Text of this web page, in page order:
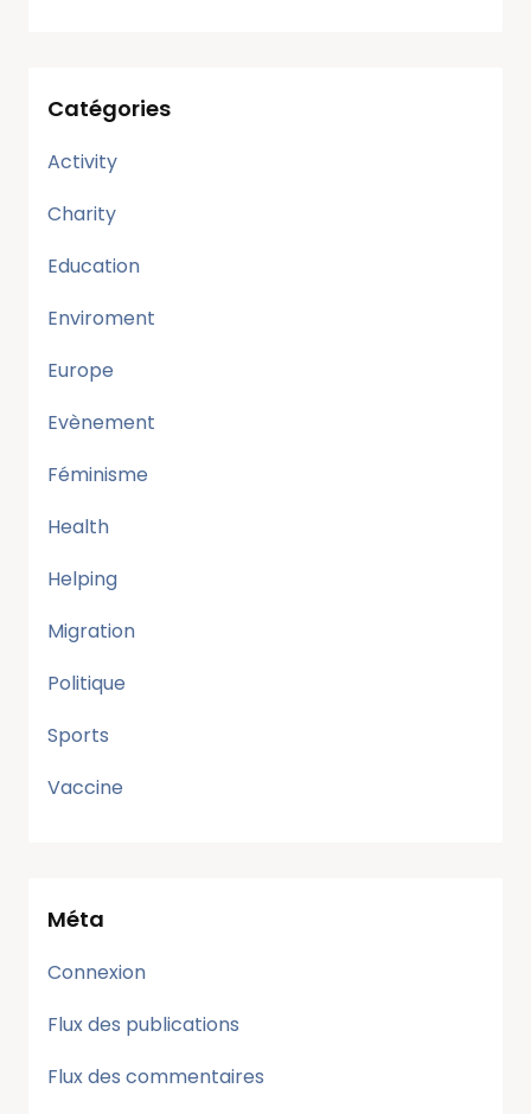
Catégories
Activity
Charity
Education
Enviroment
Europe
Evènement
Féminisme
Health
Helping
Migration
Politique
Sports
Vaccine
Méta
Connexion
Flux des publications
Flux des commentaires